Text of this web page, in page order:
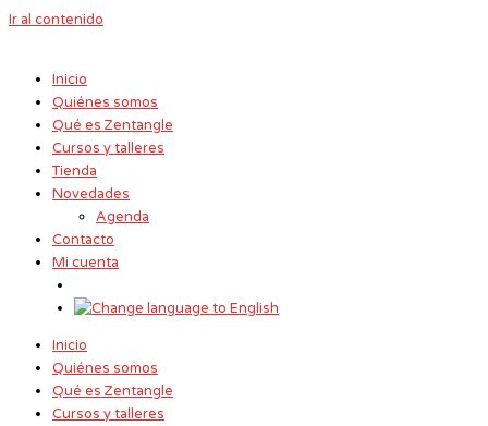
Ir al contenido
Inicio
Quiénes somos
Qué es Zentangle
Cursos y talleres
Tienda
Novedades
Agenda
Contacto
Mi cuenta
Inicio
Quiénes somos
Qué es Zentangle
Cursos y talleres